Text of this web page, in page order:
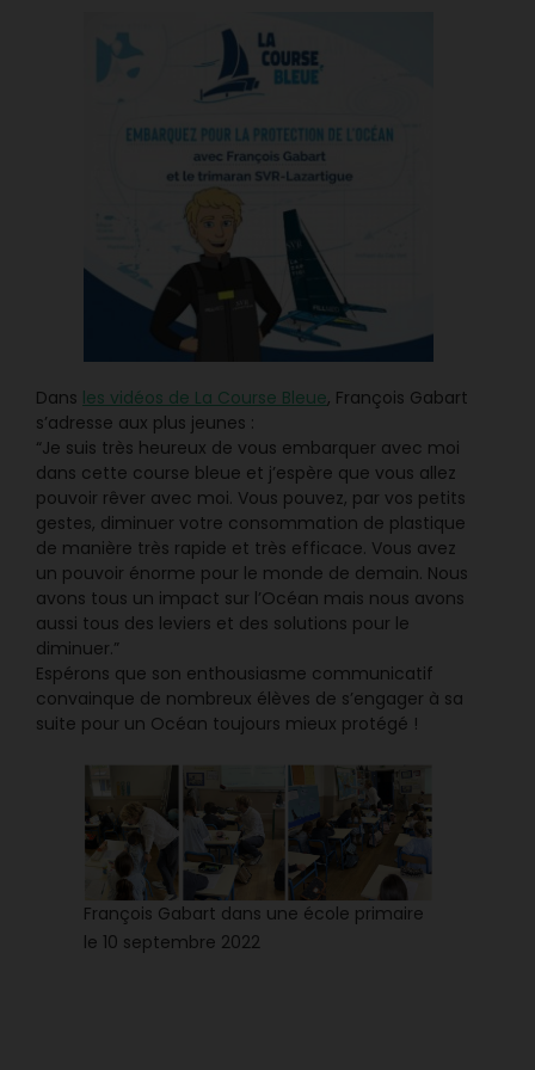
Dans les vidéos de La Course Bleue, François Gabart
s’adresse aux plus jeunes :
“Je suis très heureux de vous embarquer avec moi
dans cette course bleue et j’espère que vous allez
pouvoir rêver avec moi. Vous pouvez, par vos petits
gestes, diminuer votre consommation de plastique
de manière très rapide et très efficace. Vous avez
un pouvoir énorme pour le monde de demain. Nous
avons tous un impact sur l’Océan mais nous avons
aussi tous des leviers et des solutions pour le
diminuer.”
Espérons que son enthousiasme communicatif
convainque de nombreux élèves de s’engager à sa
suite pour un Océan toujours mieux protégé !
François Gabart dans une école primaire
le 10 septembre 2022